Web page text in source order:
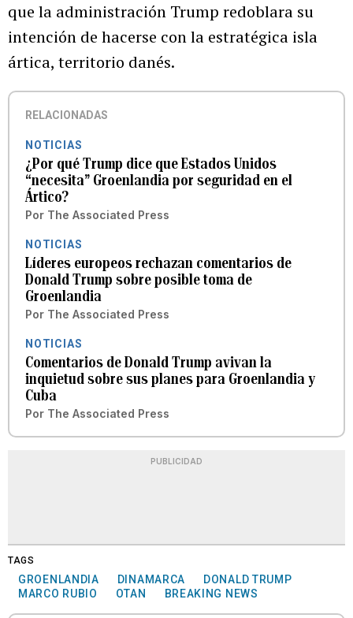
que la administración Trump redoblara su
intención de hacerse con la estratégica isla
ártica, territorio danés.
RELACIONADAS
NOTICIAS
¿Por qué Trump dice que Estados Unidos
“necesita” Groenlandia por seguridad en el
Ártico?
Por The Associated Press
NOTICIAS
Líderes europeos rechazan comentarios de
Donald Trump sobre posible toma de
Groenlandia
Por The Associated Press
NOTICIAS
Comentarios de Donald Trump avivan la
inquietud sobre sus planes para Groenlandia y
Cuba
Por The Associated Press
PUBLICIDAD
TAGS
GROENLANDIA DINAMARCA
DONALD TRUMP
MARCO RUBIO
OTAN BREAKING NEWS